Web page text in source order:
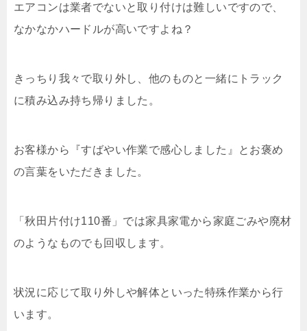
エアコンは業者でないと取り付けは難しいですので、
なかなかハードルが高いですよね？
きっちり我々で取り外し、他のものと一緒にトラック
に積み込み持ち帰りました。
お客様から『すばやい作業で感心しました』とお褒め
の言葉をいただきました。
「秋田片付け110番」では家具家電から家庭ごみや廃材
のようなものでも回収します。
状況に応じて取り外しや解体といった特殊作業から行
います。